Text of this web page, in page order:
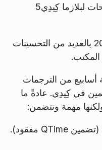
اليوم أطلقت كِيدِي تحديث إصلاحات لبلازما كِيدِي5
في يونيو 2019 بالعديد من التحسينات
أسابيع من الترجمات
في كِيدِي. عادةً ما
مهمة وتتضمن: